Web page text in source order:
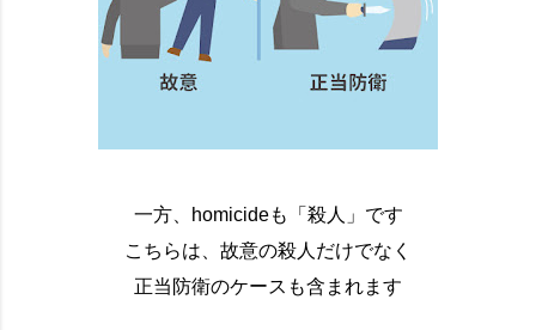
一方、homicideも「殺人」です
こちらは、故意の殺人だけでなく
正当防衛のケースも含まれます